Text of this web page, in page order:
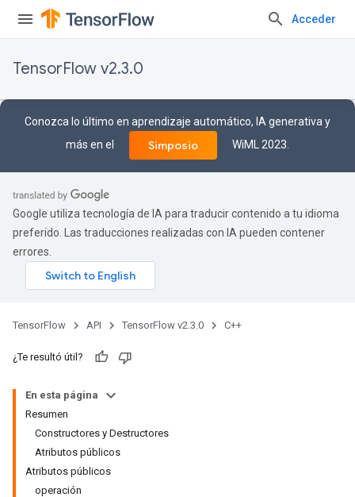
Acceder
TensorFlow v2.3.0
Conozca lo último en aprendizaje automático, IA generativa y
más en el
Simposio WiML 2023.
Google utiliza tecnología de IA para traducir contenido a tu idioma
preferido. Las traducciones realizadas con IA pueden contener
errores.
TensorFlow API TensorFlow v2.3.0 C++
¿Te resultó útil?
En esta página
Resumen
Constructores y Destructores
Atributos públicos
Atributos públicos
operación